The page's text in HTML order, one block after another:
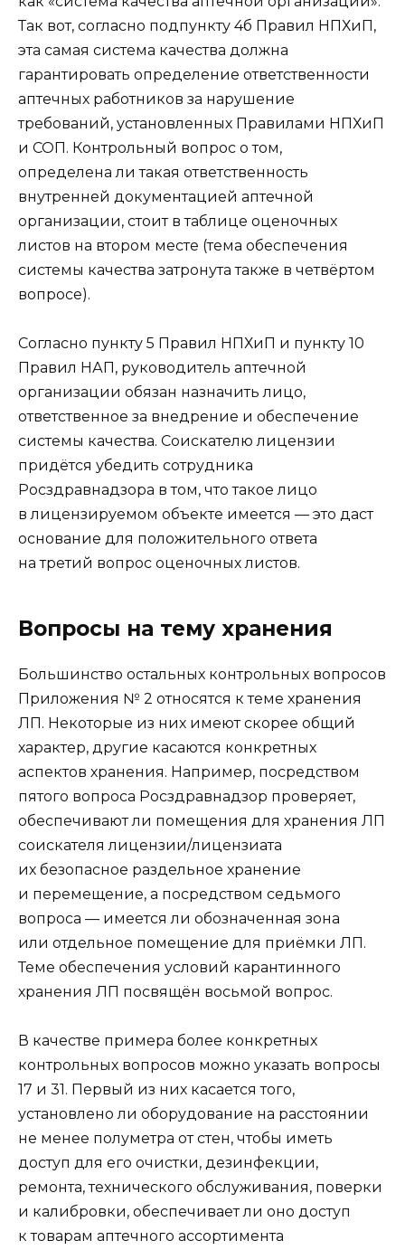
Так вот, согласно подпункту 4б Правил НПХиП,
эта самая система качества должна
гарантировать определение ответственности
аптечных работников за нарушение
требований, установленных Правилами НПХиП
и СОП. Контрольный вопрос о том,
определена ли такая ответственность
внутренней документацией аптечной
организации, стоит в таблице оценочных
листов на втором месте (тема обеспечения
системы качества затронута также в четвёртом
вопросе).
Согласно пункту 5 Правил НПХиП и пункту 10
Правил НАП, руководитель аптечной
организации обязан назначить лицо,
ответственное за внедрение и обеспечение
системы качества. Соискателю лицензии
придётся убедить сотрудника
Росздравнадзора в том, что такое лицо
в лицензируемом объекте имеется — это даст
основание для положительного ответа
на третий вопрос оценочных листов.
Вопросы на тему хранения
Большинство остальных контрольных вопросов
Приложения № 2 относятся к теме хранения
ЛП. Некоторые из них имеют скорее общий
характер, другие касаются конкретных
аспектов хранения. Например, посредством
пятого вопроса Росздравнадзор проверяет,
обеспечивают ли помещения для хранения ЛП
соискателя лицензии/лицензиата
их безопасное раздельное хранение
и перемещение, а посредством седьмого
вопроса — имеется ли обозначенная зона
или отдельное помещение для приёмки ЛП.
Теме обеспечения условий карантинного
хранения ЛП посвящён восьмой вопрос.
В качестве примера более конкретных
контрольных вопросов можно указать вопросы
17 и 31. Первый из них касается того,
установлено ли оборудование на расстоянии
не менее полуметра от стен, чтобы иметь
доступ для его очистки, дезинфекции,
ремонта, технического обслуживания, поверки
и калибровки, обеспечивает ли оно доступ
к товарам аптечного ассортимента